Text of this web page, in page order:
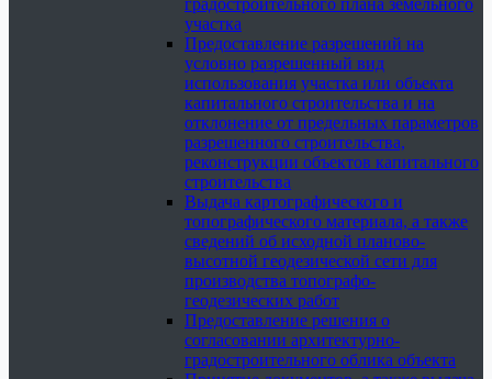
градостроительного плана земельного
участка
Предоставление разрешений на
условно разрешенный вид
использования участка или объекта
капитального строительства и на
отклонение от предельных параметров
разрешенного строительства,
реконструкции объектов капитального
строительства
Выдача картографического и
топографического материала, а также
сведений об исходной планово-
высотной геодезической сети для
производства топографо-
геодезических работ
Предоставление решения о
согласовании архитектурно-
градостроительного облика объекта